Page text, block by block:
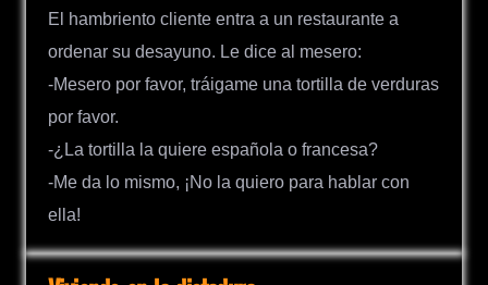
El hambriento cliente entra a un restaurante a
ordenar su desayuno. Le dice al mesero:
-Mesero por favor, tráigame una tortilla de verduras
por favor.
-¿La tortilla la quiere española o francesa?
-Me da lo mismo, ¡No la quiero para hablar con
ella!